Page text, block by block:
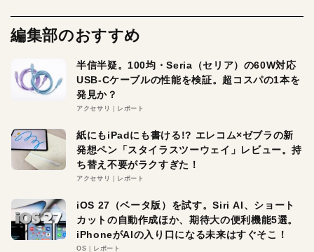
編集部のおすすめ
半信半疑。100均・Seria（セリア）の60W対応
USB-Cケーブルの性能を検証。超コスパの1本を
発見か？
アクセサリ レポート
紙にもiPadにも書ける!? エレコム×ゼブラの新
発想ペン「スタイラスツーウェイ」レビュー。持
ち替え不要がラクすぎた！
アクセサリ レポート
iOS 27（ベータ版）を試す。Siri AI、ショート
カットの自動作成ほか、期待大の便利機能5選。
iPhoneがAIの入り口になる未来はすぐそこ！
OS レポート